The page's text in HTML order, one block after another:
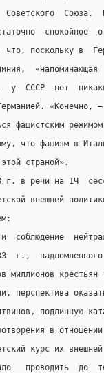
Советского
что, поскольку в
у  СССР  нет
фашистским
что фашизм в
страной».
г. в речи на 1Ч
внешней
соблюдение
г.,
миллионов
перспектива
подлинную
в
курс их
проводить  до